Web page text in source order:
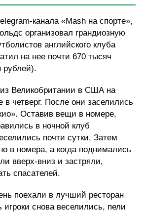
канала «Mash на спорте»,
организовал грандиозную
английского клуба
на нее почти 670 тысяч
рублей).
Великобритании в США на
в четверг. После они заселились
Оставив вещи в номере,
в ночной клуб
почти сутки. Затем
в номера, а когда поднимались
вверх-вниз и застряли,
спасателей.
поехали в лучший ресторан
игроки снова веселились, пели